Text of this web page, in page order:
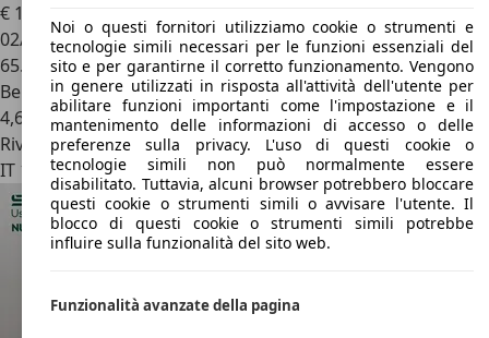
€ 13.900
02/2024
65.000 km
Benzina
4,6 l/100 km (comb.)
Rivenditore
IT 13894Gaglianico - Bi
Noi o questi fornitori utilizziamo cookie o strumenti e
tecnologie simili necessari per le funzioni essenziali del
sito e per garantirne il corretto funzionamento. Vengono
in genere utilizzati in risposta all'attività dell'utente per
abilitare funzioni importanti come l'impostazione e il
mantenimento delle informazioni di accesso o delle
preferenze sulla privacy. L'uso di questi cookie o
tecnologie simili non può normalmente essere
disabilitato. Tuttavia, alcuni browser potrebbero bloccare
questi cookie o strumenti simili o avvisare l'utente. Il
blocco di questi cookie o strumenti simili potrebbe
influire sulla funzionalità del sito web.
Funzionalità avanzate della pagina